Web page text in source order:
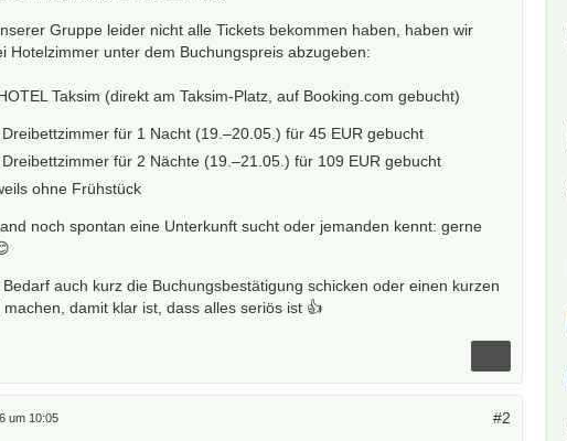
Gruppe leider nicht alle Tickets bekommen haben, haben wir
Hotelzimmer unter dem Buchungspreis abzugeben:
Taksim (direkt am Taksim-Platz, auf Booking.com gebucht)
Dreibettzimmer für 1 Nacht (19.–20.05.) für 45 EUR gebucht
Dreibettzimmer für 2 Nächte (19.–21.05.) für 109 EUR gebucht
ohne Frühstück
noch spontan eine Unterkunft sucht oder jemanden kennt: gerne
Bedarf auch kurz die Buchungsbestätigung schicken oder einen kurzen
machen, damit klar ist, dass alles seriös ist 👍
um 10:05 #2